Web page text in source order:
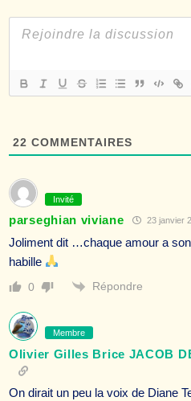
22 COMMENTAIRES
Invité
parseghian viviane 23 janvier
Joliment dit …chaque amour a son
habille
0 Répondre
Membre
Olivier Gilles Brice JACOB
On dirait un peu la voix de Diane